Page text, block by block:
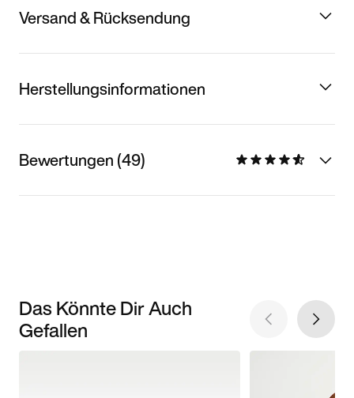
Versand & Rücksendung
Herstellungsinformationen
Bewertungen (49)
Das Könnte Dir Auch
Gefallen